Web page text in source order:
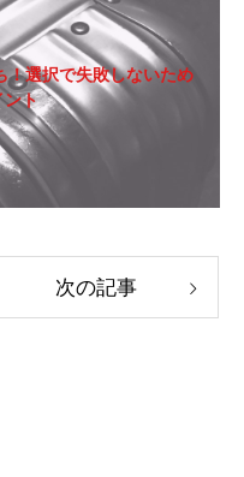
！選択で失敗しないため
ント
次の記事